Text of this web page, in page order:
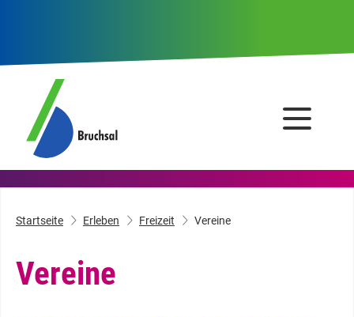
Startseite Erleben Freizeit Vereine
Vereine